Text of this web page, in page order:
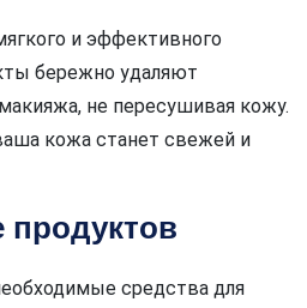
и эффективного
бережно удаляют
не пересушивая кожу.
кожа станет свежей и
продуктов
средства для